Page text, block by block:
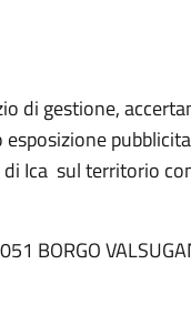
di gestione,
Ica sul territorio
BORGO